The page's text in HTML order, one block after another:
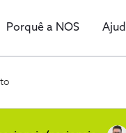
Porquê a NOS